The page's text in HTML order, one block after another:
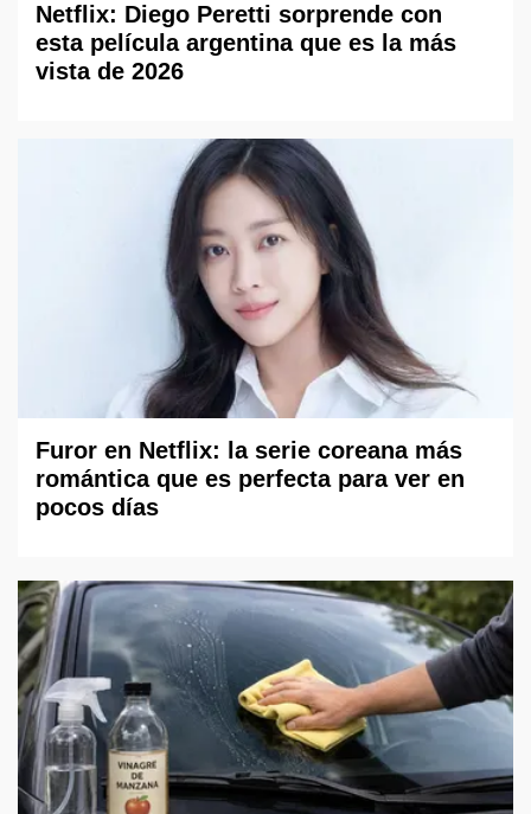
Netflix: Diego Peretti sorprende con
esta película argentina que es la más
vista de 2026
Furor en Netflix: la serie coreana más
romántica que es perfecta para ver en
pocos días